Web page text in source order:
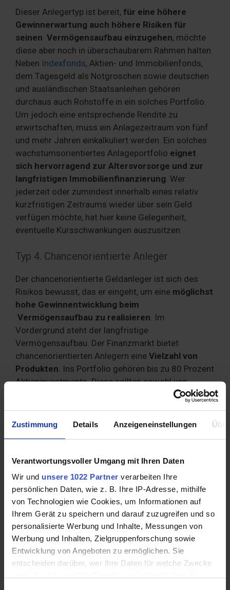
Zustimmung Details Anzeigeneinstellungen
Verantwortungsvoller Umgang mit Ihren Daten
Wir und unsere 1022 Partner verarbeiten Ihre
persönlichen Daten, wie z. B. Ihre IP-Adresse, mithilfe
von Technologien wie Cookies, um Informationen auf
Ihrem Gerät zu speichern und darauf zuzugreifen und so
personalisierte Werbung und Inhalte, Messungen von
Werbung und Inhalten, Zielgruppenforschung sowie
Entwicklung von Angeboten zu ermöglichen. Sie
entscheiden darüber, wer Ihre Daten für welche Zwecke
Dieser Anlegertyp ist bereit, für eine höhere
Gewinnerwartung auch höhere Risiken für
seinen Vermögensaufbau einzugehen, möchte
diese aber noch in überschaubarem Rahmen halten.
Neben Indexfonds, Aktien- und Immobilienfonds,
dem Tagesgeld als Notgroschen sowie deutschen
und ausländischen Staatsanleihen gehören
durchaus auch Rohstoffe in ein solches Portfolio.
Um jedoch eine entsprechende Rendite zu
erwirtschaften, muss ein Anlagezeitraum von fünf
und mehr Jahren einkalkuliert werden. Ein solches
wachstumsorientiertes Anlageportfolio eignet
sich hervorragend zur Altersvorsorge und zur
langfristigen Immobilienfinanzierung. Wer
jederzeit oder zumindest innerhalb eines relativ
kurzfristigen Zeitraums wieder über sein Geld
verfügen möchte, hat hier keine Gelegenheit,
eventuelle Kursschwankungen auszusitzen.
Typ 4. Chancenorientierte Anleger
Der chancenorientierte Geldanleger ist sich des
Risikos bewusst, das er eingeht, um eine möglichst
hohe Gewinnentwicklung beim
Vermögensaufbau zu realisieren . Im
Vordergrund steht der langfristige
Vermögensaufbau. Der Finanzmarkt bietet
chancenorientierten Anlegern eine Vielzahl von
Produkten . Ins Portfolio gehören bis zu 80 Prozent
Aktieninvestments. Diese sollten sowohl von
Unternehmen aus Industrieländern (60 Prozent) als
stammen. Neben Aktien und Aktienfondsanteilen
für chancenorientierte Anleger gilt das Prinzip, dass
sinnvoll sind, wenn das Geld auch über einen
entsprechend langen Zeitraum nicht für
irgendwelche Zwecke benötigt wird. Außerdem
sollten Anleger zuallererst daran denken, zuvor
eventuelle Kredite zu tilgen und alle anstehenden
Schulden zu begleichen. Die beste Rendite sind
immer nochZinsen, die man nicht zahlen muss.